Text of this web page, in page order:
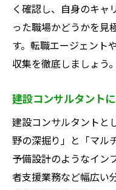
く確認し、自身のキャ
った職場かどうかを見
す。転職エージェント
収集を徹底しましょう。
建設コンサルタント
建設コンサルタントと
野の深掘り」と「マル
予備設計のようなイン
者支援業務など幅広い